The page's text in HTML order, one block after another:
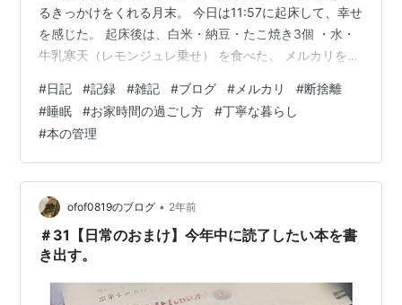
るきっかけをくれる月末。 今日は11:57に起床して、幸せ
を感じた。 起床後は、白米・納豆・たこ焼き3個 ・水・
牛乳寒天（レモンジュレ乗せ） を食べた。 メルカリを7
ツ行こう！ 本を大切にするためには数を絞っていきた
い。 沢山の物を管理できる人もいると思うけど、 私は少
ないものを大切にする方が 得意だと気づいた。💐✨” 1日1
回は外出したいから、 これから出掛けるか迷ってい
る、、、。 皆様はいかがお過ごしですか？ ではまた明
日。
#日記 #記録 #雑記 #ブログ # メルカリ #断捨離
#睡眠 #お家時間の過ごし方 #丁寧な暮らし
#本の管理
ofof0819のブログ • 2年前
＃31【日常のおまけ】今年中に読了したい本を書
き出す。